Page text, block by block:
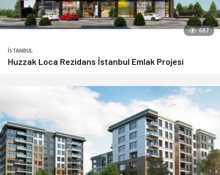
687
İSTANBUL
Huzzak Loca Rezidans İstanbul Emlak Projesi